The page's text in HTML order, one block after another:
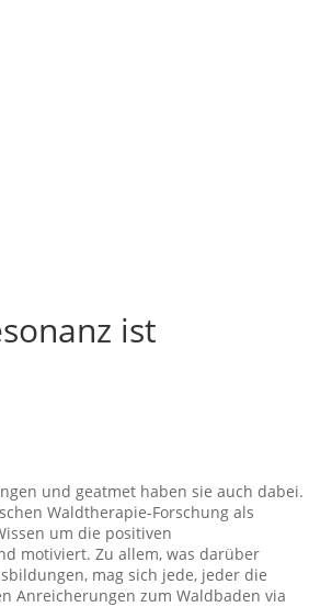
ist
und geatmet haben sie auch dabei.
Waldtherapie-Forschung als
um die positiven
motiviert. Zu allem, was darüber
mag sich jede, jeder die
Anreicherungen zum Waldbaden via